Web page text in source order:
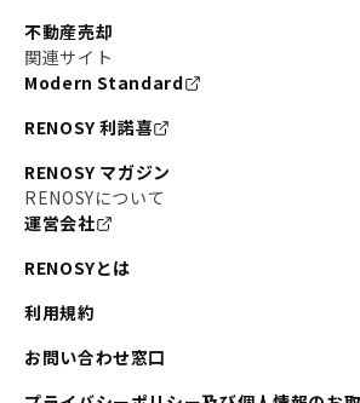
不動産売却
関連サイト
Modern Standard
RENOSY 利諾喜
RENOSY マガジン
RENOSYについて
運営会社
RENOSYとは
利用規約
お問い合わせ窓口